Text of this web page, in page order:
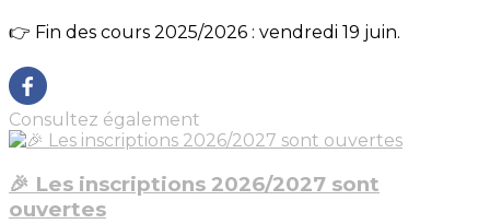
👉 Fin des cours 2025/2026 : vendredi 19 juin.
Consultez également
🎉 Les inscriptions 2026/2027 sont
ouvertes